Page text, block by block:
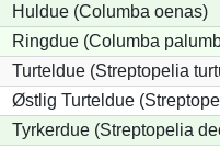
Huldue (Columba oenas)
Ringdue (Columba
Turteldue (Streptopelia
Østlig Turteldue
Tyrkerdue (Streptopelia